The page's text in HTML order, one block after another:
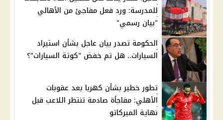
للمدرسة: ورد فعل مفاجئ من الأهالي
"بيان رسمي"
الحكومة تصدر بيان عاجل بشأن استيراد
السيارات.. هل تم خفض "كوتة السيارات"؟
تطور خطير بشأن كهربا بعد عقوبات
الأهلي: مفاجأة صادمة تنتظر اللاعب قبل
نهاية الميركاتو